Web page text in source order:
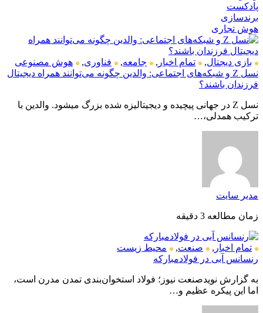
پادکست
برندسازی
هوش تجاری
بازی دیجتال, تمام اخبار , جامعه, فناوری,
هوش مصنوعی
نسل Z و شبکه‌های اجتماعی: والدین چگونه می‌توانند همراه دیجیتال
فرزندان باشند؟
نسل Z در جهانی پیچیده و دیجیتالیزه شده بزرگ میشود. والدین با
ترکیب همدلی،…
مدیر سایت
زمان مطالعه 3 دقیقه
تمام اخبار , صنعت,
محیط زیست
رنسانس آبی در فولادمبارکه
به گزارش نویدصنعت نیوز؛ فولاد استخوان‌بندی تمدن مدرن است،
اما این پیکره عظیم و…